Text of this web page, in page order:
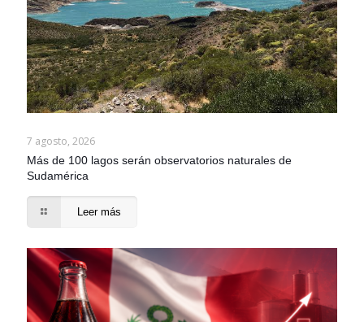
7 agosto, 2026
Más de 100 lagos serán observatorios naturales de
Sudamérica
Leer más